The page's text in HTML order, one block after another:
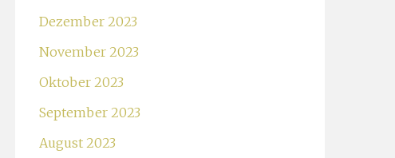
Dezember 2023
November 2023
Oktober 2023
September 2023
August 2023